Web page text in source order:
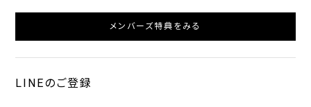
メンバーズ特典をみる
LINEのご登録